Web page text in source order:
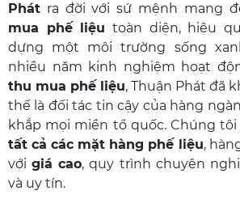
Phát ra đời với sứ mệnh mang
mua phế liệu toàn diện, hiệu
dựng một môi trường sống
nhiều năm kinh nghiệm hoạt
thu mua phế liệu, Thuận Phát đã
thế là đối tác tin cậy của hàng
khắp mọi miền tổ quốc. Chúng
tất cả các mặt hàng phế liệu,
vớigiá cao, quy trình chuyên
và uy tín.